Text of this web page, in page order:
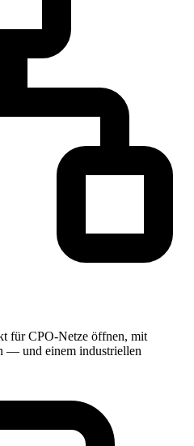
für CPO-Netze öffnen, mit
— und einem industriellen